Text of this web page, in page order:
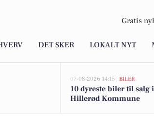
Gratis
DET SKER LOKALT NYT
07-08-2026 14:15 | BILER
10 dyreste biler til salg
Hillerød Kommune